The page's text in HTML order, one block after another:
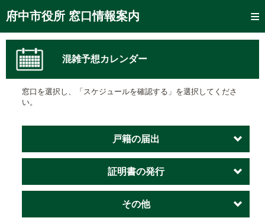
府中市役所 窓口情報案内
トップページ
窓口混雑状況
待ち状況確認
混雑予想カレンダー
窓口を選択し、「スケジュールを確認する」を選択してくださ
い。
戸籍の届出
証明書の発行
その他